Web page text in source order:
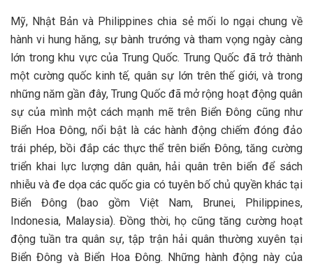
Mỹ, Nhật Bản và Philippines chia sẻ mối lo ngại chung về
hành vi hung hăng, sự bành trướng và tham vọng ngày càng
lớn trong khu vực của Trung Quốc. Trung Quốc đã trở thành
một cường quốc kinh tế, quân sự lớn trên thế giới, và trong
những năm gần đây, Trung Quốc đã mở rộng hoạt động quân
sự của mình một cách mạnh mẽ trên Biển Đông cũng như
Biển Hoa Đông, nổi bật là các hành động chiếm đóng đảo
trái phép, bồi đắp các thực thể trên biển Đông, tăng cường
triển khai lực lượng dân quân, hải quân trên biển để sách
nhiễu và đe dọa các quốc gia có tuyên bố chủ quyền khác tại
Biển Đông (bao gồm Việt Nam, Brunei, Philippines,
Indonesia, Malaysia). Đồng thời, họ cũng tăng cường hoạt
động tuần tra quân sự, tập trận hải quân thường xuyên tại
Biển Đông và Biển Hoa Đông. Những hành động này của